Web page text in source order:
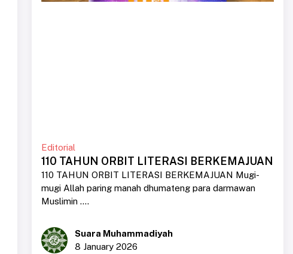
Editorial
110 TAHUN ORBIT LITERASI BERKEMAJUAN
110 TAHUN ORBIT LITERASI BERKEMAJUAN Mugi-
mugi Allah paring manah dhumateng para darmawan
Muslimin ....
Suara Muhammadiyah
8 January 2026